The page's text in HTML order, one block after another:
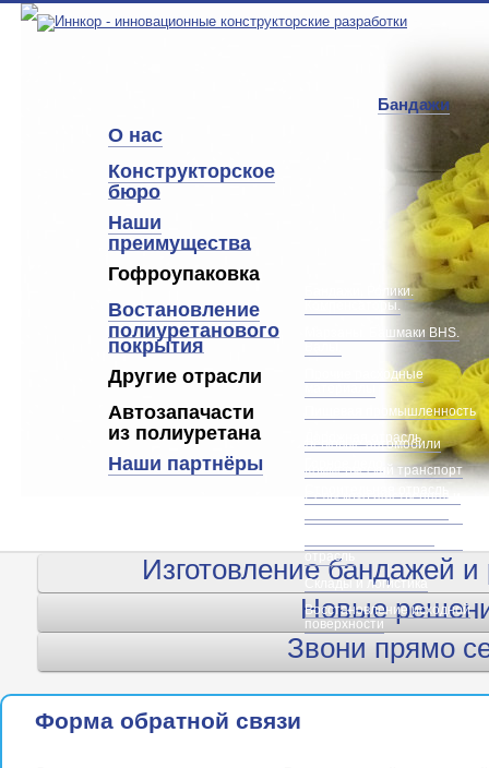
Бандажи
О нас
Конструкторское
бюро
Наши
преимущества
Гофроупаковка
Бандажи. Ролики.
Компенсаторы.
Марзаны. Башмаки BHS.
Прочие расходные
Востановление
полиуретанового
покрытия
Другие отрасли
Пищевая промышленность
Дорожная отрасль
Строительная отрасль
Сельское хозяйство, АПК
Деревообрабатывающая
отрасль
Склады и логистика
Восстановление исходной
поверхности
Автозапачасти
из полиуретана
Легковые автомобили
Коммерческий транспорт
Сельскохозяйственная и
Наши партнёры
Изготовление бандажей
Новые
Звони прямо
Форма обратной связи